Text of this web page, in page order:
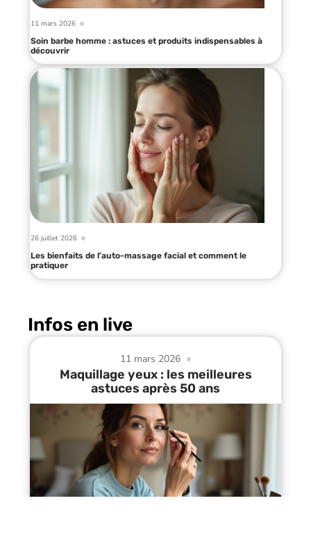
11 mars 2026
Soin barbe homme : astuces et produits indispensables à
découvrir
26 juillet 2026
Les bienfaits de l’auto-massage facial et comment le
pratiquer
Infos en live
11 mars 2026
Maquillage yeux : les meilleures
astuces après 50 ans